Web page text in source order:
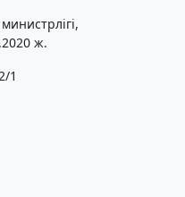
ж.
1